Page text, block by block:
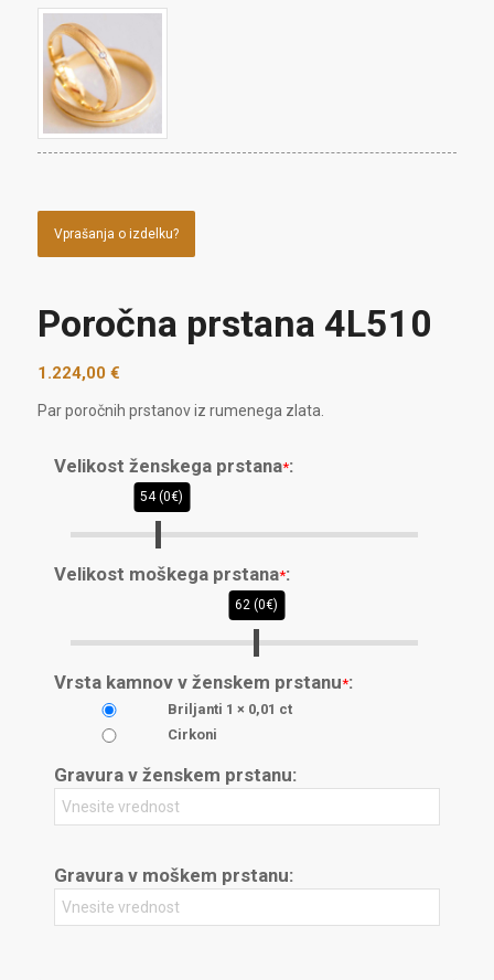
Vprašanja o izdelku?
Poročna prstana 4L510
1.224,00 €
Par poročnih prstanov iz rumenega zlata.
Velikost ženskega prstana*:
54 (0€)
Velikost moškega prstana*:
62 (0€)
Vrsta kamnov v ženskem prstanu*:
Briljanti 1 × 0,01 ct
Cirkoni
Gravura v ženskem prstanu:
Gravura v moškem prstanu: